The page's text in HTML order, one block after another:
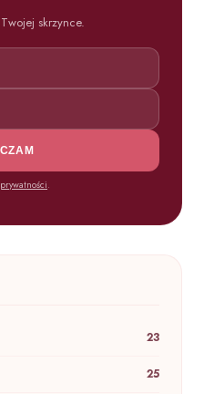
skrzynce.
.
23
25